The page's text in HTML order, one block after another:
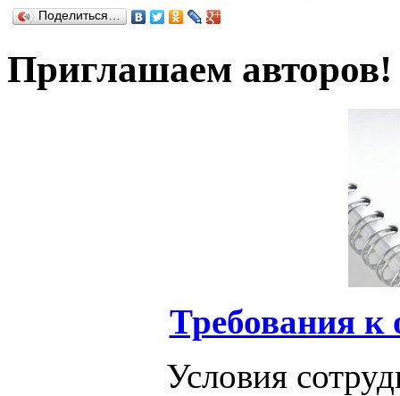
Поделиться…
Приглашаем авторов!
Требования к
Условия